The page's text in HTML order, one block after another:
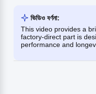
ভিডিও বর্ণনা:
This video provides a
factory-direct part is
performance and